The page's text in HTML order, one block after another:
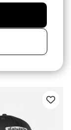
One Size